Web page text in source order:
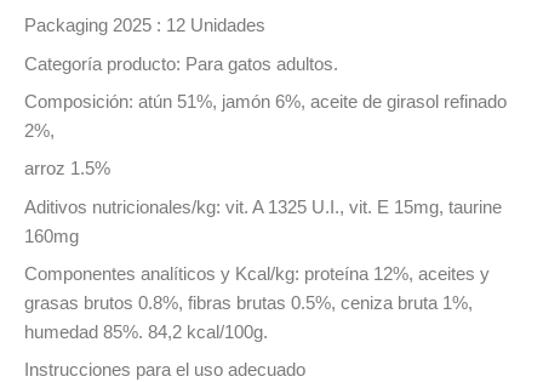
Packaging 2025 : 12 Unidades
Categoría producto: Para gatos adultos.
Composición: atún 51%, jamón 6%, aceite de girasol refinado
2%,
arroz 1.5%
Aditivos nutricionales/kg: vit. A 1325 U.I., vit. E 15mg, taurine
160mg
Componentes analíticos y Kcal/kg: proteína 12%, aceites y
grasas brutos 0.8%, fibras brutas 0.5%, ceniza bruta 1%,
humedad 85%. 84,2 kcal/100g.
Instrucciones para el uso adecuado